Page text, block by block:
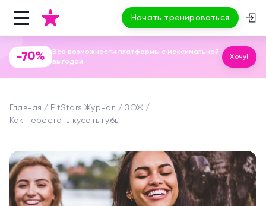
Начать тренироваться
-70%
Все возможности платформы с максимальной
выгодой
Хочу!
Главная FitStars Журнал
ЗОЖ
Как перестать кусать губы